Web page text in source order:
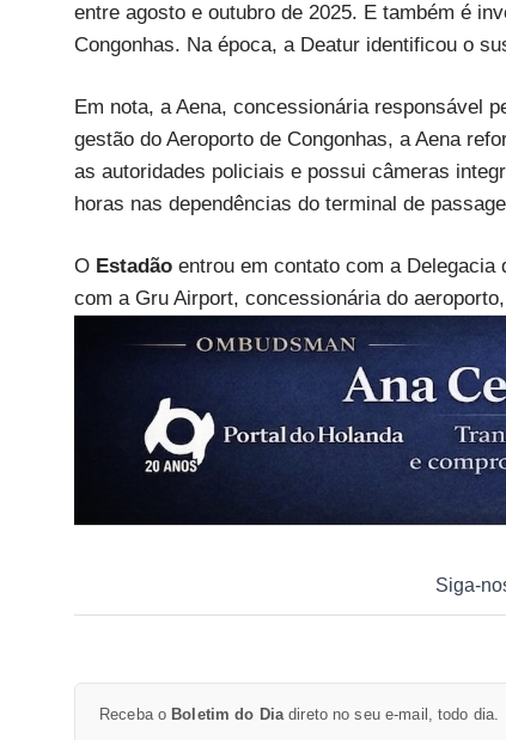
entre agosto e outubro de 2025. E também é
Congonhas. Na época, a Deatur identificou o
Em nota, a Aena, concessionária responsável
gestão do Aeroporto de Congonhas, a Aena
as autoridades policiais e possui câmeras
horas nas dependências do terminal de
O Estadão entrou em contato com a
com a Gru Airport, concessionária do
Siga-
Receba o Boletim do Diadireto no seu e-mail, todo dia.